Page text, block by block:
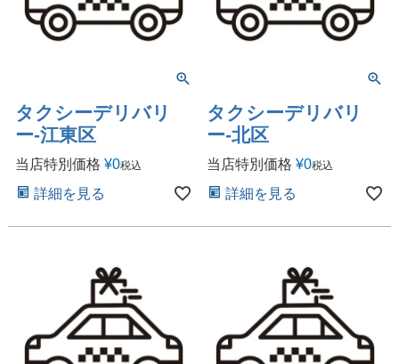
タクシーデリバリ
ー-江東区
当店特別価格 ¥0税込
詳細を見る
タクシーデリバリ
ー-北区
当店特別価格 ¥0税込
詳細を見る